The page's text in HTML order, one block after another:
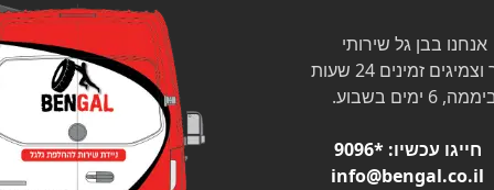
אנחנו בבן גל שירותי
זמינים 24 שעות
6 ימים בשבוע.
חייגו עכשיו:*9096
info@bengal.co.il